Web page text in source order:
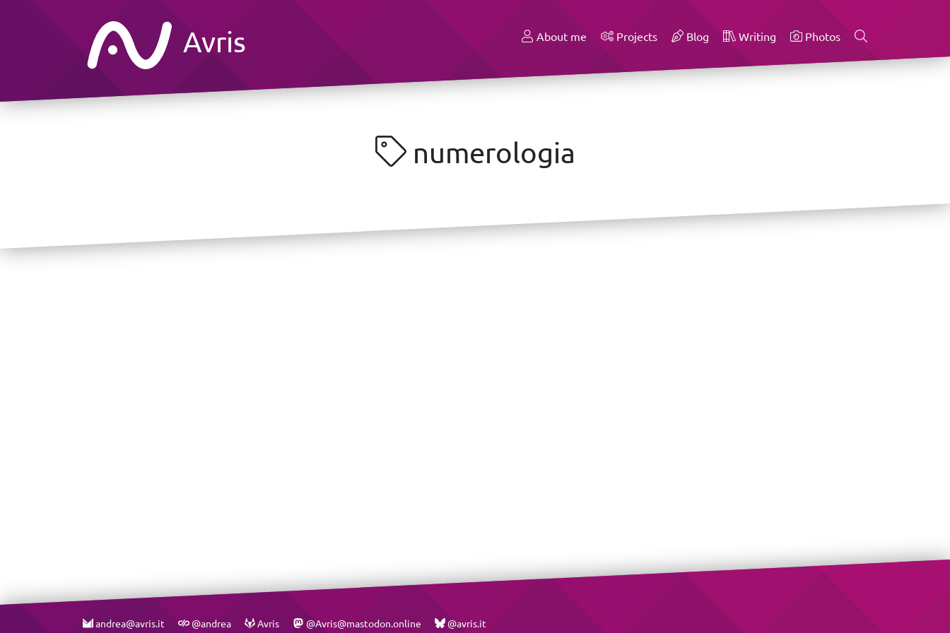
Avris About me Projects Blog Writing Photos
numerologia
andrea@avris.it @andrea Avris @Avris@mastodon.online @avris.it